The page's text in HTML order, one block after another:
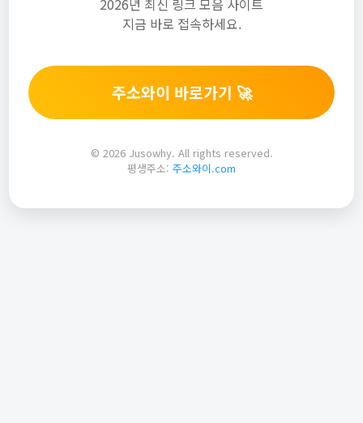
2026년 최신 링크 모음 사이트
지금 바로 접속하세요.
주소와이 바로가기 🚀
© 2026 Jusowhy. All rights reserved.
평생주소: 주소와이.com